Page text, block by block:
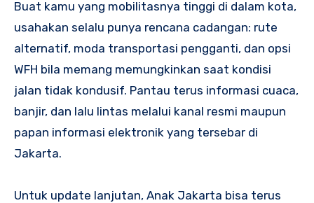
Buat kamu yang mobilitasnya tinggi di dalam kota,
usahakan selalu punya rencana cadangan: rute
alternatif, moda transportasi pengganti, dan opsi
WFH bila memang memungkinkan saat kondisi
jalan tidak kondusif. Pantau terus informasi cuaca,
banjir, dan lalu lintas melalui kanal resmi maupun
papan informasi elektronik yang tersebar di
Jakarta.
Untuk update lanjutan, Anak Jakarta bisa terus